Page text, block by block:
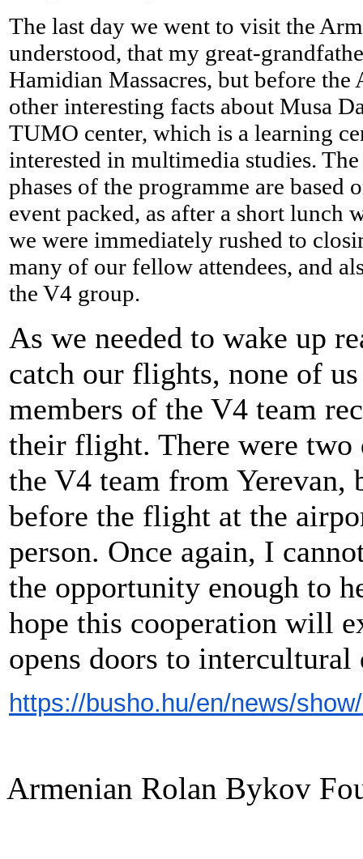
The last day we went to visit the
understood, that my great-
Hamidian Massacres, but before
other interesting facts about Musa
TUMO center, which is a learning
interested in multimedia studies.
phases of the programme are
event packed, as after a short lunch
we were immediately rushed to
many of our fellow attendees, and
the V4 group.
As we needed to wake up
catch our flights, none of
members of the V4 team
their flight. There were
the V4 team from Yerevan,
before the flight at the
person. Once again, I
the opportunity enough to
hope this cooperation will
opens doors to
https://busho.hu/en/news/
Armenian Rolan Bykov